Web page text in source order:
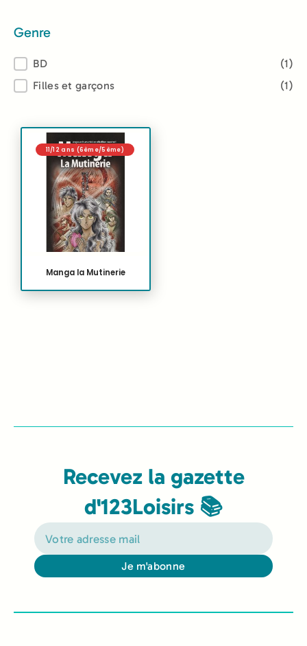
Genre
Genre
BD
(1)
Filles et garçons
(1)
11/12 ans (6ème/5ème)
Manga la Mutinerie
Recevez la gazette
d'123Loisirs 📚
Je m'abonne